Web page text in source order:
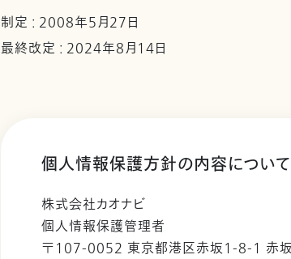
制定 : 2008年5月27日
最終改定 : 2024年8月14日
個人情報保護方針の内容につい
株式会社カオナビ
個人情報保護管理者
〒107-0052 東京都港区赤坂1-8-1 赤坂